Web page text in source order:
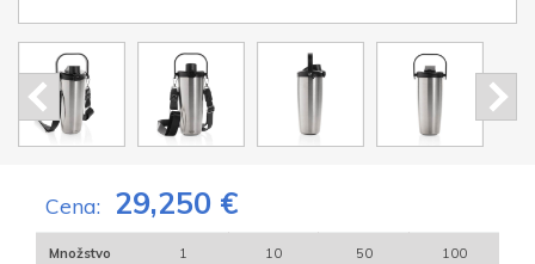
Cena: 29,250 €
Množstvo 1 10 50 100